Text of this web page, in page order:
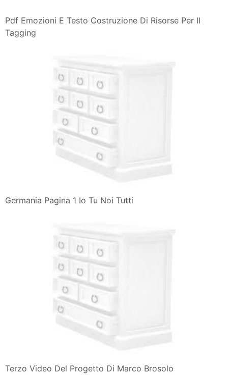
Pdf Emozioni E Testo Costruzione Di Risorse Per Il
Tagging
Germania Pagina 1 Io Tu Noi Tutti
Terzo Video Del Progetto Di Marco Brosolo